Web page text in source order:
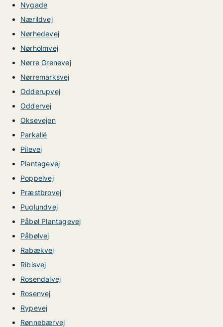
Nygade
Nærildvej
Nørhedevej
Nørholmvej
Nørre Grenevej
Nørremarksvej
Odderupvej
Oddervej
Oksevejen
Parkallé
Pilevej
Plantagevej
Poppelvej
Præstbrovej
Puglundvej
Påbøl Plantagevej
Påbølvej
Rabækvej
Ribisvej
Rosendalvej
Rosenvej
Rypevej
Rønnebærvej